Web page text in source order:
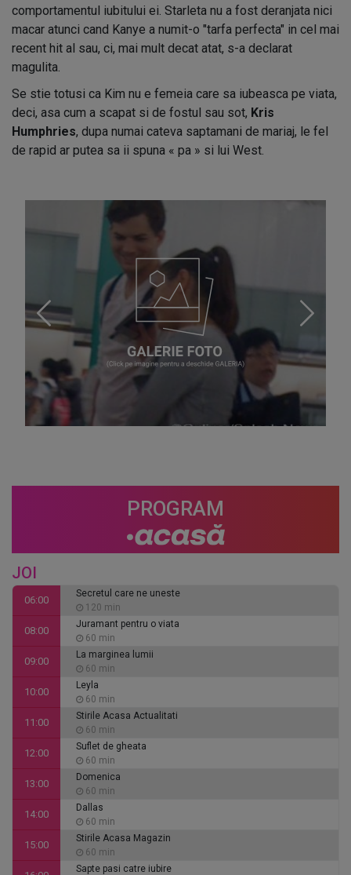
comportamentul iubitului ei. Starleta nu a fost deranjata nici
macar atunci cand Kanye a numit-o "tarfa perfecta" in cel mai
recent hit al sau, ci, mai mult decat atat, s-a declarat
magulita.
Se stie totusi ca Kim nu e femeia care sa iubeasca pe viata,
deci, asa cum a scapat si de fostul sau sot, Kris
Humphries, dupa numai cateva saptamani de mariaj, le fel
de rapid ar putea sa ii spuna « pa » si lui West.
PROGRAM
JOI
06:00
Secretul care ne uneste
120 min
08:00
Juramant pentru o viata
60 min
09:00
La marginea lumii
60 min
10:00
Leyla
60 min
11:00
Stirile Acasa Actualitati
60 min
12:00
Suflet de gheata
60 min
13:00
Domenica
60 min
14:00
Dallas
60 min
15:00
Stirile Acasa Magazin
60 min
Sapte pasi catre iubire